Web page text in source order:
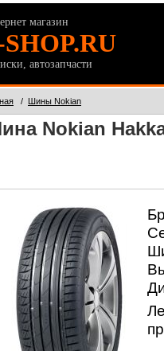
магазин
автозапчасти
/ Шины Nokian
Nokian